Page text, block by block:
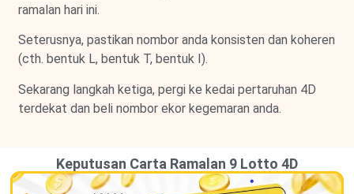
ramalan hari ini.
Seterusnya, pastikan nombor anda konsisten dan koheren
(cth. bentuk L, bentuk T, bentuk I).
Sekarang langkah ketiga, pergi ke kedai pertaruhan 4D
terdekat dan beli nombor ekor kegemaran anda.
Keputusan Carta Ramalan 9 Lotto 4D